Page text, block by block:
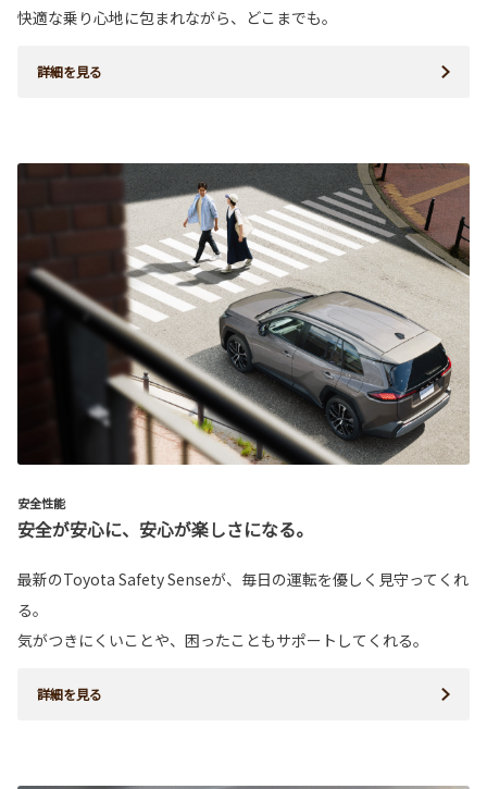
快適な乗り心地に包まれながら、どこまでも。
詳細を見る
安全性能
安全が安心に、安心が楽しさになる。
最新のToyota Safety Senseが、毎日の運転を優しく見守ってくれ
る。
気がつきにくいことや、困ったこともサポートしてくれる。
詳細を見る